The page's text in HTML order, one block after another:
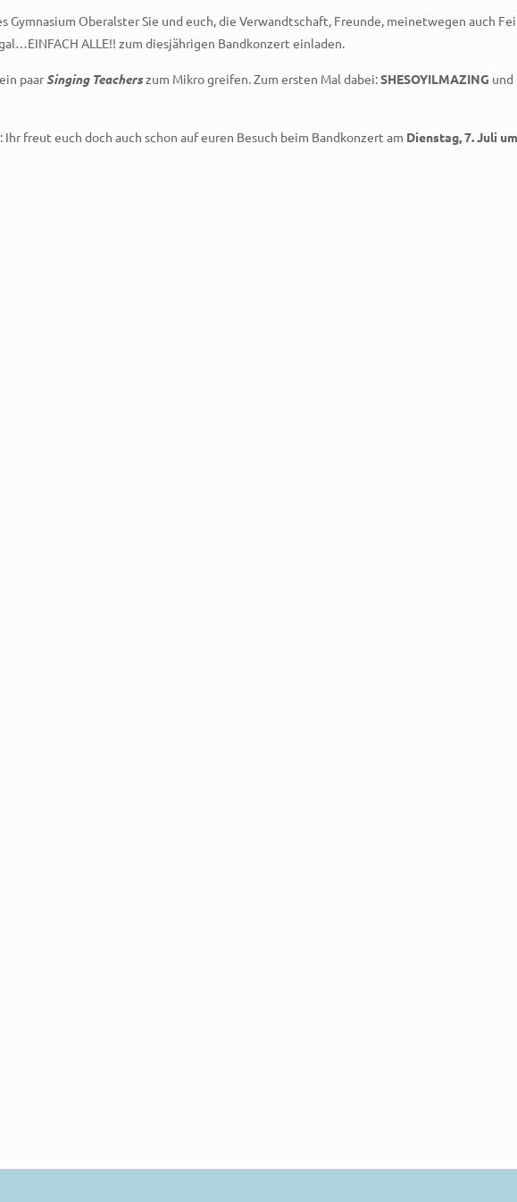
Gymnasium Oberalster Sie und euch, die Verwandtschaft, Freunde, meinetwegen auch
ALLE!! zum diesjährigen Bandkonzert einladen.
paarSinging Teacherszum Mikro greifen. Zum ersten Mal dabei:SHESOYILMAZING und
freut euch doch auch schon auf euren Besuch beim Bandkonzert am Dienstag, 7. Juli